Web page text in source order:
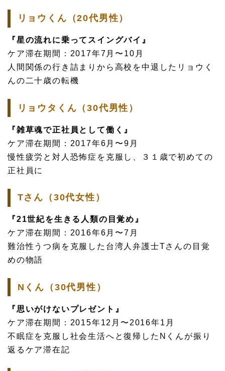
リョウくん（20代男性）
『星の流れに乗ってスイングバイ』
ケア滞在期間：2017年7月〜10月
人間関係の行き詰まりから高校を中退したリョウく
んの二十歳の転機
リョウタくん（30代男性）
『雑草魂で正社員として働く』
ケア滞在期間：2017年6月〜9月
慢性疲労と対人恐怖症を克服し、３１歳で初めての
正社員に
Tさん（30代女性）
『21世紀を生きる人類の目覚め』
ケア滞在期間：2016年6月〜7月
難治性うつ病を克服した台湾人弁護士Tさんの目覚
めの物語
Nくん（30代男性）
『思いがけないプレゼント』
ケア滞在期間：2015年12月〜2016年1月
不眠症を克服し社会生活へと復帰したNくんが振り
返るケア滞在記